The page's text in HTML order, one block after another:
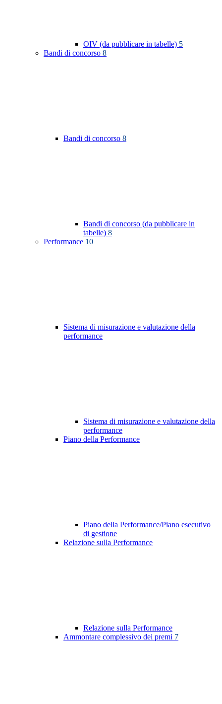
OIV (da pubblicare in tabelle) 5
Bandi di concorso 8
Bandi di concorso 8
Bandi di concorso (da pubblicare in
tabelle) 8
Performance 10
Sistema di misurazione e valutazione della
performance
Sistema di misurazione e valutazione della
performance
Piano della Performance
Piano della Performance/Piano esecutivo
di gestione
Relazione sulla Performance
Relazione sulla Performance
Ammontare complessivo dei premi 7